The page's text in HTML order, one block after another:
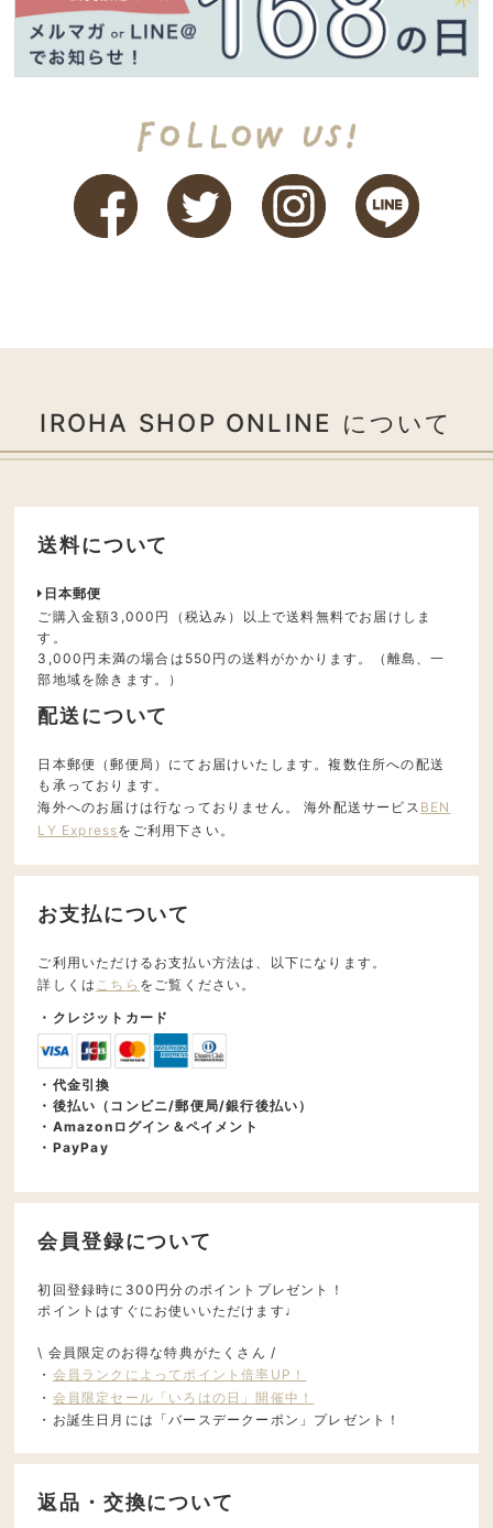
IROHA SHOP ONLINE について
送料について
日本郵便
ご購入金額3,000円（税込み）以上で送料無料でお届けしま
す。
3,000円未満の場合は550円の送料がかかります。（離島、一
部地域を除きます。）
配送について
日本郵便（郵便局）にてお届けいたします。複数住所への配送
も承っております。
海外へのお届けは行なっておりません。 海外配送サービス BEN
LY Expressをご利用下さい。
お支払について
ご利用いただけるお支払い方法は、以下になります。
詳しくは こちら をご覧ください。
・クレジットカード
・代金引換
・後払い（コンビニ/郵便局/銀行後払い）
・Amazonログイン＆ペイメント
・PayPay
会員登録について
初回登録時に300円分のポイントプレゼント！
ポイントはすぐにお使いいただけます♩
\ 会員限定のお得な特典がたくさん /
・ 会員ランクによってポイント倍率UP！
・ 会員限定セール「いろはの日」開催中！
・お誕生日月には「バースデークーポン」プレゼント！
返品・交換について